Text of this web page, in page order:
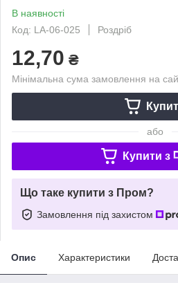
В наявності
Код: LA-06-025
Роздріб
12,70 ₴
Мінімальна сума замовлення на
або
Купити з
Що таке купити з Пром?
Замовлення під захистом
Опис Характеристики